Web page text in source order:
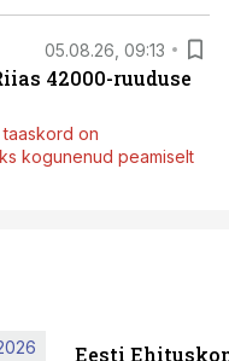
05.08.26, 09:13
42000-ruuduse
on
kogunenud peamiselt
Eesti